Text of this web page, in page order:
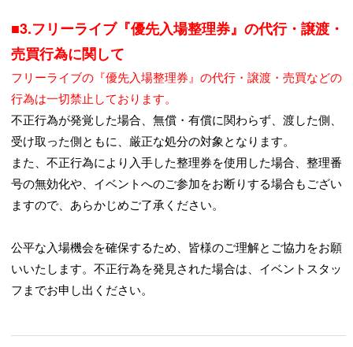
■3.フリーライブ『優先入場整理券』の代行・譲渡・
売買行為に関して
フリーライブの『優先入場整理券』の代行・譲渡・売買などの
行為は一切禁止しております。
不正行為が発覚した場合、無償・有償に関わらず、渡した側、
受け取った側ともに、厳正な処分の対象となります。
また、不正行為により入手した整理券を使用した場合、整理番
号の無効化や、イベントへのご参加をお断りする場合もござい
ますので、あらかじめご了承ください。
公平な入場機会を確保するため、皆様のご理解とご協力をお願
いいたします。不正行為を発見された場合は、イベントスタッ
フまでお申し出ください。